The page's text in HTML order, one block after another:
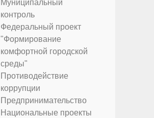
Муниципальный
контроль
Федеральный проект
"Формирование
комфортной городской
среды"
Противодействие
коррупции
Предпринимательство
Национальные проекты